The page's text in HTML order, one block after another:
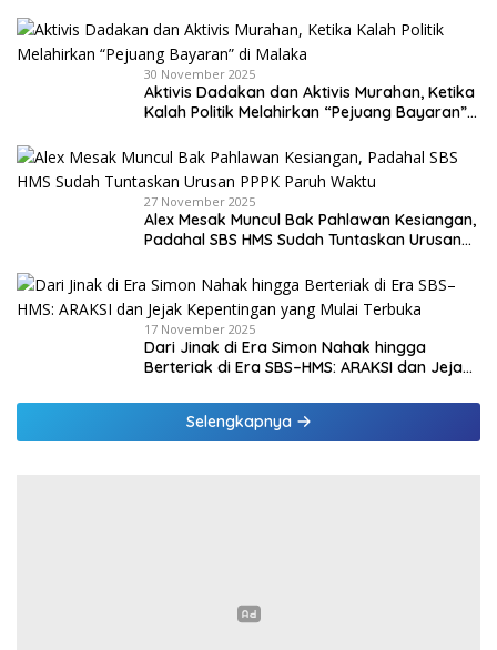
30 November 2025
Aktivis Dadakan dan Aktivis Murahan, Ketika
Kalah Politik Melahirkan “Pejuang Bayaran”
27 November 2025
Alex Mesak Muncul Bak Pahlawan Kesiangan,
Padahal SBS HMS Sudah Tuntaskan Urusan
17 November 2025
Dari Jinak di Era Simon Nahak hingga
Berteriak di Era SBS–HMS: ARAKSI dan Jejak
Selengkapnya